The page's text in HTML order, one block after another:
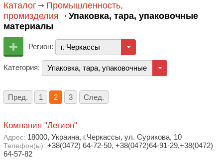
Каталог
Промышленность,
промизделия
Упаковка, тара, упаковочные
материалы
Регион: г. Черкассы
Категория: Упаковка, тара, упаковочные материалы
Пред. 1 2 3 След.
Компания "Легион"
Адрес: 18000, Украина, г.Черкассы, ул. Сурикова, 10
Телефон(ы): +38(0472) 64-72-50, +38(0472)64-91-29,+38(0472)
64-57-82